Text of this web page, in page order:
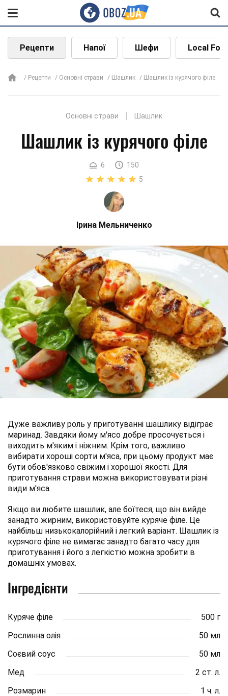
Рецепти Напої Шефи Local
Рецепти Основні страви Шашлик Шашлик із курячого філе
Основні страви Шашлик
Шашлик із курячого філе
6
150
5
Ірина Мельниченко
Дуже важливу роль у приготуванні шашлику відіграє
маринад. Завдяки йому м'ясо добре просочується і
виходить м'яким і ніжним. Крім того, важливо
вибирати хороші сорти м'яса, при цьому продукт має
бути обов'язково свіжим і хорошої якості. Для
приготування страви можна використовувати різні
види м'яса.
Якщо ви любите шашлик, але боїтеся, що він вийде
занадто жирним, використовуйте куряче філе. Це
найбільш низькокалорійний і легкий варіант. Шашлик із
курячого філе не вимагає занадто багато часу для
приготування і його з легкістю можна зробити в
домашніх умовах.
Інгредієнти
Куряче філе
500 г
Рослинна олія
50 мл
Соєвий соус
50 мл
Мед
2 ст. л.
Розмарин
1 ч. л.